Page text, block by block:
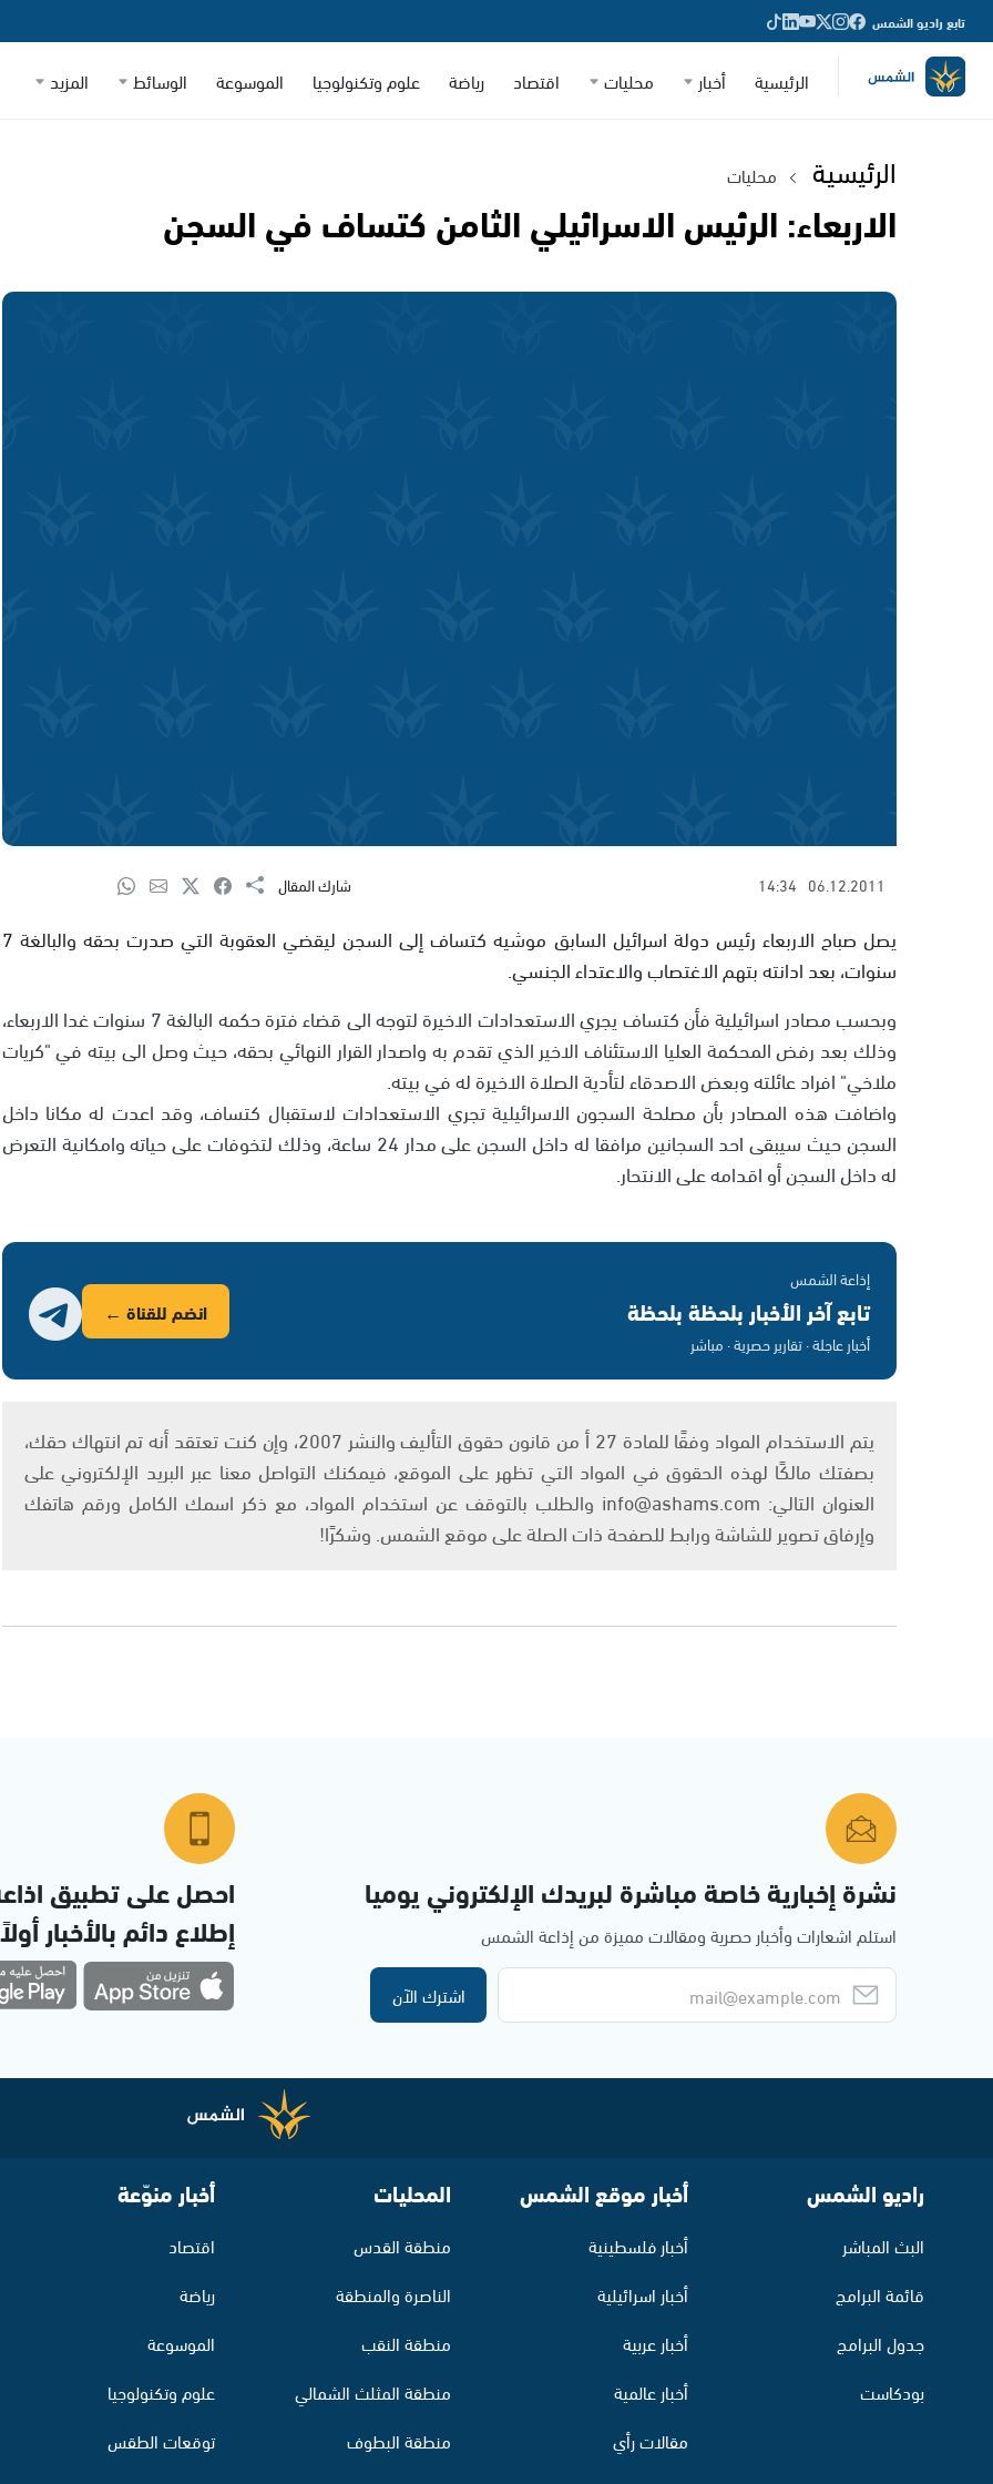
تابع راديو الشمس
الرئيسية أخبار محليات اقتصاد رياضة علوم وتكنولوجيا الموسوعة الوسائط المزيد
الرئيسية محليات
الاربعاء: الرئيس الاسرائيلي الثامن كتساف في السجن
06.12.2011
14:34 شارك المقال
يصل صباح الاربعاء رئيس دولة اسرائيل السابق موشيه كتساف إلى السجن ليقضي العقوبة التي صدرت بحقه والبالغة 7
سنوات، بعد ادانته بتهم الاغتصاب والاعتداء الجنسي.
وبحسب مصادر اسرائيلية فأن كتساف يجري الاستعدادات الاخيرة لتوجه الى قضاء فترة حكمه البالغة 7 سنوات غدا الاربعاء،
وذلك بعد رفض المحكمة العليا الاستئناف الاخير الذي تقدم به واصدار القرار النهائي بحقه، حيث وصل الى بيته في "كريات
ملاخي" افراد عائلته وبعض الاصدقاء لتأدية الصلاة الاخيرة له في بيته.
واضافت هذه المصادر بأن مصلحة السجون الاسرائيلية تجري الاستعدادات لاستقبال كتساف، وقد اعدت له مكانا داخل
السجن حيث سيبقى احد السجانين مرافقا له داخل السجن على مدار 24 ساعة، وذلك لتخوفات على حياته وامكانية التعرض
له داخل السجن أو اقدامه على الانتحار.
إذاعة الشمس
تابع آخر الأخبار بلحظة بلحظة
أخبار عاجلة · تقارير حصرية · مباشر
انضم للقناة ←
يتم الاستخدام المواد وفقًا للمادة 27 أ من قانون حقوق التأليف والنشر 2007، وإن كنت تعتقد أنه تم انتهاك حقك،
بصفتك مالكًا لهذه الحقوق في المواد التي تظهر على الموقع، فيمكنك التواصل معنا عبر البريد الإلكتروني على
العنوان التالي: info@ashams.com والطلب بالتوقف عن استخدام المواد، مع ذكر اسمك الكامل ورقم هاتفك
وإرفاق تصوير للشاشة ورابط للصفحة ذات الصلة على موقع الشمس. وشكرًا!
نشرة إخبارية خاصة مباشرة لبريدك الإلكتروني يوميا
استلم اشعارات وأخبار حصرية ومقالات مميزة من إذاعة الشمس
اشترك الآن
احصل على تطبيق
إطلاع دائم بالأخبار
راديو الشمس
البث المباشر
قائمة البرامج
جدول البرامج
بودكاست
أخبار موقع الشمس
أخبار فلسطينية
أخبار اسرائيلية
أخبار عربية
أخبار عالمية
مقالات رأي
المحليات
منطقة القدس
الناصرة والمنطقة
منطقة النقب
منطقة المثلث الشمالي
منطقة البطوف
أخبار منوّعة
اقتصاد
رياضة
الموسوعة
علوم وتكنولوجيا
توقعات الطقس